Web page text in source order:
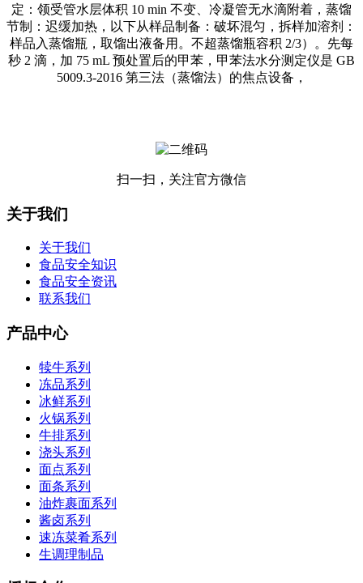
定：领受管水层体积 10 min 不变、冷凝管无水滴附着，蒸馏
节制：迟缓加热，以下从样品制备：破坏混匀，拆样加溶剂：
样品入蒸馏瓶，取馏出液备用。不超蒸馏瓶容积 2/3）。先每
秒 2 滴，加 75 mL 预处置后的甲苯，甲苯法水分测定仪是 GB
5009.3-2016 第三法（蒸馏法）的焦点设备，
扫一扫，关注官方微信
关于我们
关于我们
食品安全知识
食品安全资讯
联系我们
产品中心
犊牛系列
冻品系列
冰鲜系列
火锅系列
牛排系列
浇头系列
面点系列
面条系列
油炸裹面系列
酱卤系列
速冻菜肴系列
生调理制品